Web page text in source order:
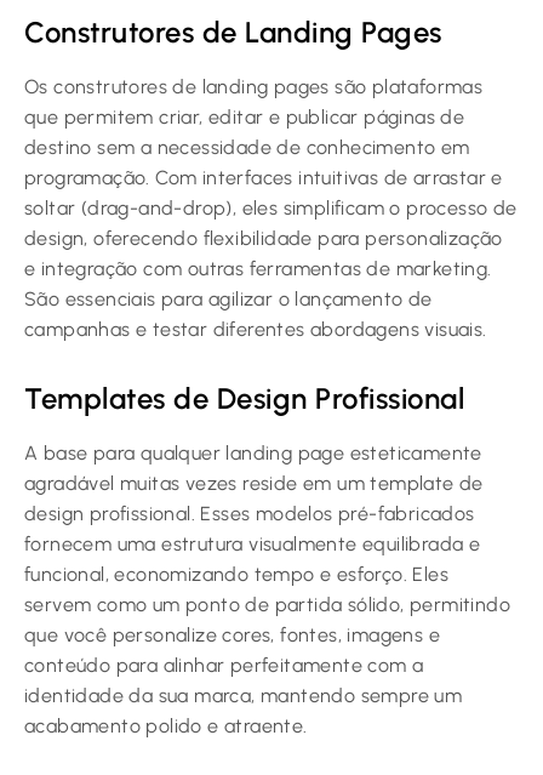
Construtores de Landing Pages
Os construtores de landing pages são plataformas
que permitem criar, editar e publicar páginas de
destino sem a necessidade de conhecimento em
programação. Com interfaces intuitivas de arrastar e
soltar (drag-and-drop), eles simplificam o processo de
design, oferecendo flexibilidade para personalização
e integração com outras ferramentas de marketing.
São essenciais para agilizar o lançamento de
campanhas e testar diferentes abordagens visuais.
Templates de Design Profissional
A base para qualquer landing page esteticamente
agradável muitas vezes reside em um template de
design profissional. Esses modelos pré-fabricados
fornecem uma estrutura visualmente equilibrada e
funcional, economizando tempo e esforço. Eles
servem como um ponto de partida sólido, permitindo
que você personalize cores, fontes, imagens e
conteúdo para alinhar perfeitamente com a
identidade da sua marca, mantendo sempre um
acabamento polido e atraente.